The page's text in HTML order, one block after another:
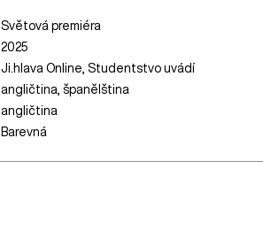
Světová premiéra
2025
Ji.hlava Online,Studentstvo uvádí
angličtina, španělština
angličtina
Barevná